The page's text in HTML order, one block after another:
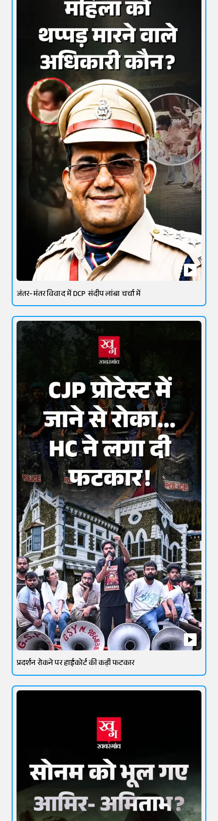
जंतर-मंतर विवाद में DCP संदीप लांबा चर्चा में
प्रदर्शन रोकने पर हाईकोर्ट की कड़ी फटकार